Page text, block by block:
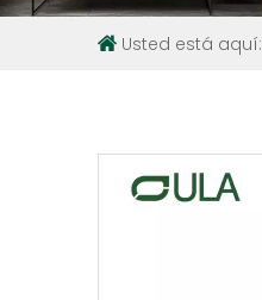
Usted está aquí: